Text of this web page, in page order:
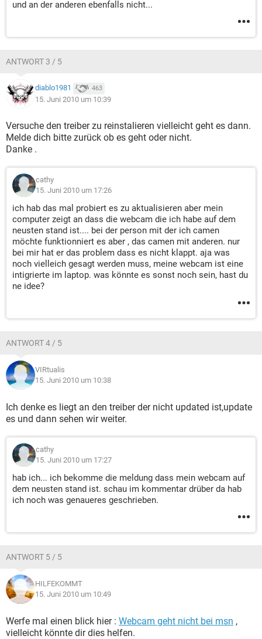
und an der anderen ebenfalls nicht...
ANTWORT 3 / 5
diablo1981 463
15. Juni 2010 um 10:39
Versuche den treiber zu reinstalieren vielleicht geht es dann.
Melde dich bitte zurück ob es geht oder nicht.
Danke .
cathy
15. Juni 2010 um 17:26
ich hab das mal probiert es zu aktualisieren aber mein
computer zeigt an dass die webcam die ich habe auf dem
neusten stand ist.... bei der person mit der ich camen
möchte funktionniert es aber , das camen mit anderen. nur
bei mir hat er das problem dass es nicht klappt. aja was
noch vielleich gesagt werden muss, meine webcam ist eine
intigrierte im laptop. was könnte es sonst noch sein, hast du
ne idee?
ANTWORT 4 / 5
VIRtualis
15. Juni 2010 um 10:38
Ich denke es liegt an den treiber der nicht updated ist,update
es und dann sehen wir weiter.
cathy
15. Juni 2010 um 17:27
hab ich... ich bekomme die meldung dass mein webcam auf
dem neusten stand ist. schau im kommentar drüber da hab
ich noch was genaueres geschrieben.
ANTWORT 5 / 5
HILFEKOMMT
15. Juni 2010 um 10:49
Werfe mal einen blick hier : Webcam geht nicht bei msn ,
vielleicht könnte dir dies helfen.